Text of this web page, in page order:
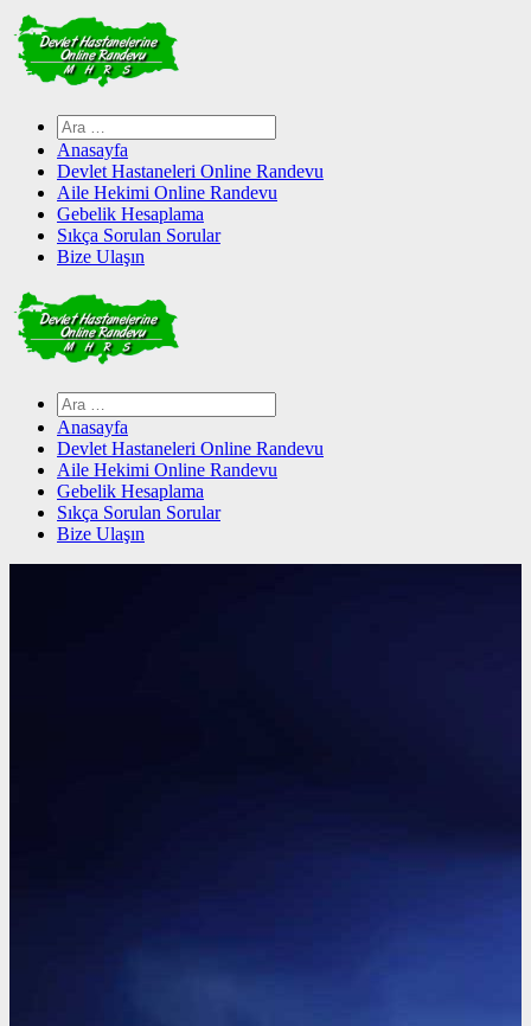
Skip
to
content
Arama:
Anasayfa
Devlet Hastaneleri Online Randevu
Aile Hekimi Online Randevu
Gebelik Hesaplama
Sıkça Sorulan Sorular
Bize Ulaşın
Arama:
Anasayfa
Devlet Hastaneleri Online Randevu
Aile Hekimi Online Randevu
Gebelik Hesaplama
Sıkça Sorulan Sorular
Bize Ulaşın